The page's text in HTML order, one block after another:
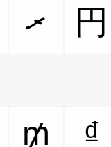
ރ 円
₥ ₫